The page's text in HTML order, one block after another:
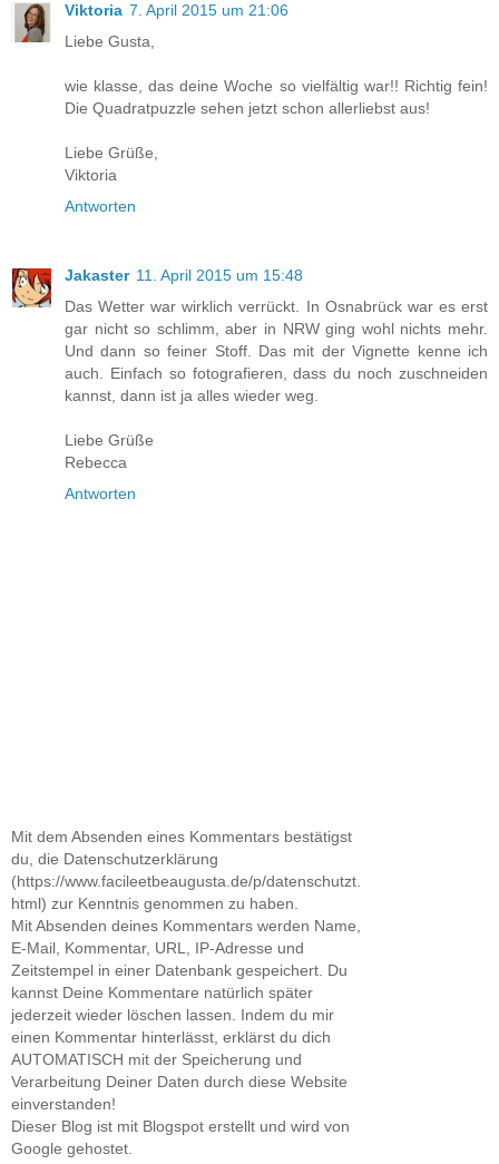
Viktoria 7. April 2015 um 21:06
Liebe Gusta,
wie klasse, das deine Woche so vielfältig war!! Richtig fein!
Die Quadratpuzzle sehen jetzt schon allerliebst aus!
Liebe Grüße,
Viktoria
Antworten
Jakaster 11. April 2015 um 15:48
Das Wetter war wirklich verrückt. In Osnabrück war es erst
gar nicht so schlimm, aber in NRW ging wohl nichts mehr.
Und dann so feiner Stoff. Das mit der Vignette kenne ich
auch. Einfach so fotografieren, dass du noch zuschneiden
kannst, dann ist ja alles wieder weg.
Liebe Grüße
Rebecca
Antworten
Mit dem Absenden eines Kommentars bestätigst
du, die Datenschutzerklärung
(https://www.facileetbeaugusta.de/p/datenschutzt.
html) zur Kenntnis genommen zu haben.
Mit Absenden deines Kommentars werden Name,
E-Mail, Kommentar, URL, IP-Adresse und
Zeitstempel in einer Datenbank gespeichert. Du
kannst Deine Kommentare natürlich später
jederzeit wieder löschen lassen. Indem du mir
einen Kommentar hinterlässt, erklärst du dich
AUTOMATISCH mit der Speicherung und
Verarbeitung Deiner Daten durch diese Website
einverstanden!
Dieser Blog ist mit Blogspot erstellt und wird von
Google gehostet.